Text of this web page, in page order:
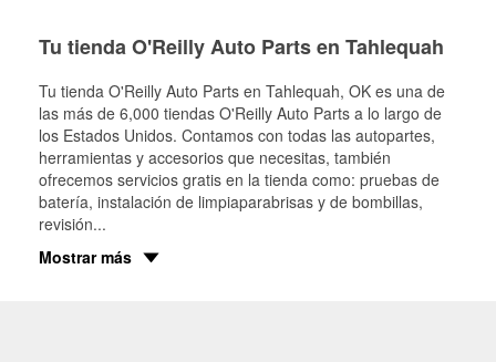
Tu tienda O'Reilly Auto Parts en Tahlequah
Tu tienda O'Reilly Auto Parts en Tahlequah, OK es una de
las más de 6,000 tiendas O'Reilly Auto Parts a lo largo de
los Estados Unidos. Contamos con todas las autopartes,
herramientas y accesorios que necesitas, también
ofrecemos servicios gratis en la tienda como: pruebas de
batería, instalación de limpiaparabrisas y de bombillas,
revisión...
Mostrar más